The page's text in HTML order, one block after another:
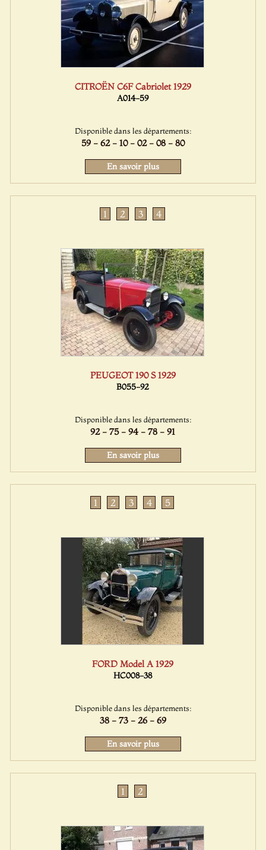
CITROËN C6F Cabriolet 1929
A014-59
Disponible dans les départements:
59 - 62 - 10 - 02 - 08 - 80
En savoir plus
1 2 3 4
PEUGEOT 190 S 1929
B055-92
Disponible dans les départements:
92 - 75 - 94 - 78 - 91
En savoir plus
1 2 3 4 5
FORD Model A 1929
HC008-38
Disponible dans les départements:
38 - 73 - 26 - 69
En savoir plus
1 2